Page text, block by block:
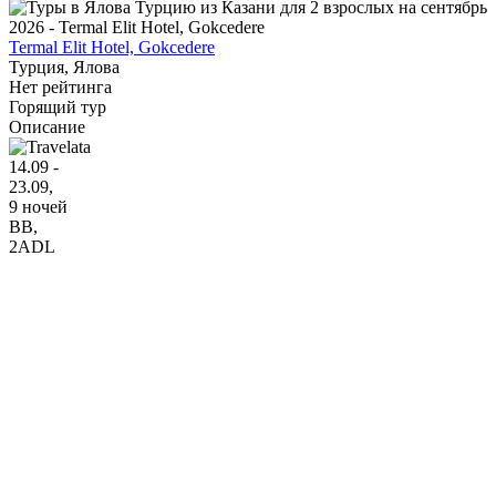
Termal Elit Hotel, Gokcedere
Турция, Ялова
Нет рейтинга
Горящий тур
Описание
14.09 -
23.09,
9 ночей
BB,
2ADL